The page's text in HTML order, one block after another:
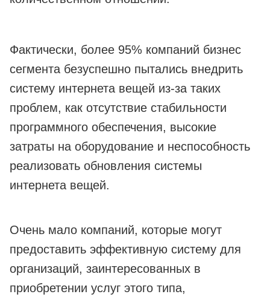
Фактически, более 95% компаний бизнес
сегмента безуспешно пытались внедрить
систему интернета вещей из-за таких
проблем, как отсутствие стабильности
программного обеспечения, высокие
затраты на оборудование и неспособность
реализовать обновления системы
интернета вещей.
Очень мало компаний, которые могут
предоставить эффективную систему для
организаций, заинтересованных в
приобретении услуг этого типа,